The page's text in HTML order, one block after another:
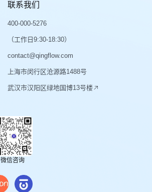
联系我们
400-000-5276
（工作日9:30-18:30）
contact@qingflow.com
上海市闵行区沧源路1488号
武汉市汉阳区绿地国博13号楼
微信咨询